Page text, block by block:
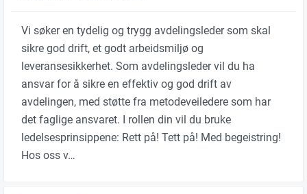
Vi søker en tydelig og trygg avdelingsleder som skal
sikre god drift, et godt arbeidsmiljø og
leveransesikkerhet. Som avdelingsleder vil du ha
ansvar for å sikre en effektiv og god drift av
avdelingen, med støtte fra metodeveiledere som har
det faglige ansvaret. I rollen din vil du bruke
ledelsesprinsippene: Rett på! Tett på! Med begeistring!
Hos oss v…